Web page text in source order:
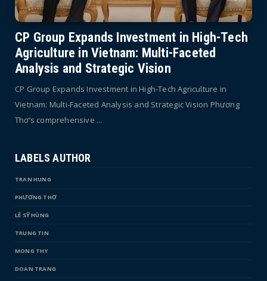
CP Group Expands Investment in High-Tech
Agriculture in Vietnam: Multi-Faceted
Analysis and Strategic Vision
CP Group Expands Investment in High-Tech Agriculture in
Vietnam: Multi-Faceted Analysis and Strategic Vision Phương
Thơ’s comprehensive ...
LABELS AUTHOR
TRAN HUNG
PHƯƠNG THƠ
LÊ SỸ HÙNG
TRUNG TIN
MONG THY
DOAN TRANG